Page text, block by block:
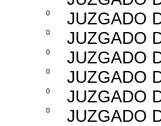
0 JUZGADO
0 JUZGADO
0 JUZGADO
0 JUZGADO
0 JUZGADO
0 JUZGADO